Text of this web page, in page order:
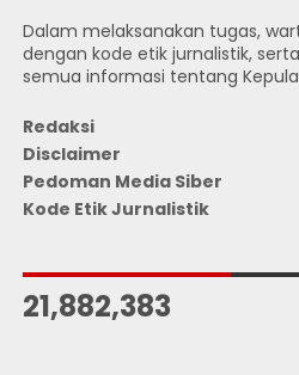
Dalam melaksanakan tugas,
dengan kode etik jurnalistik,
semua informasi tentang
Redaksi
Disclaimer
Pedoman Media Siber
Kode Etik Jurnalistik
21,882,383